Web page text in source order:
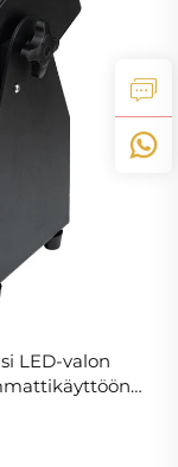
LED-valon